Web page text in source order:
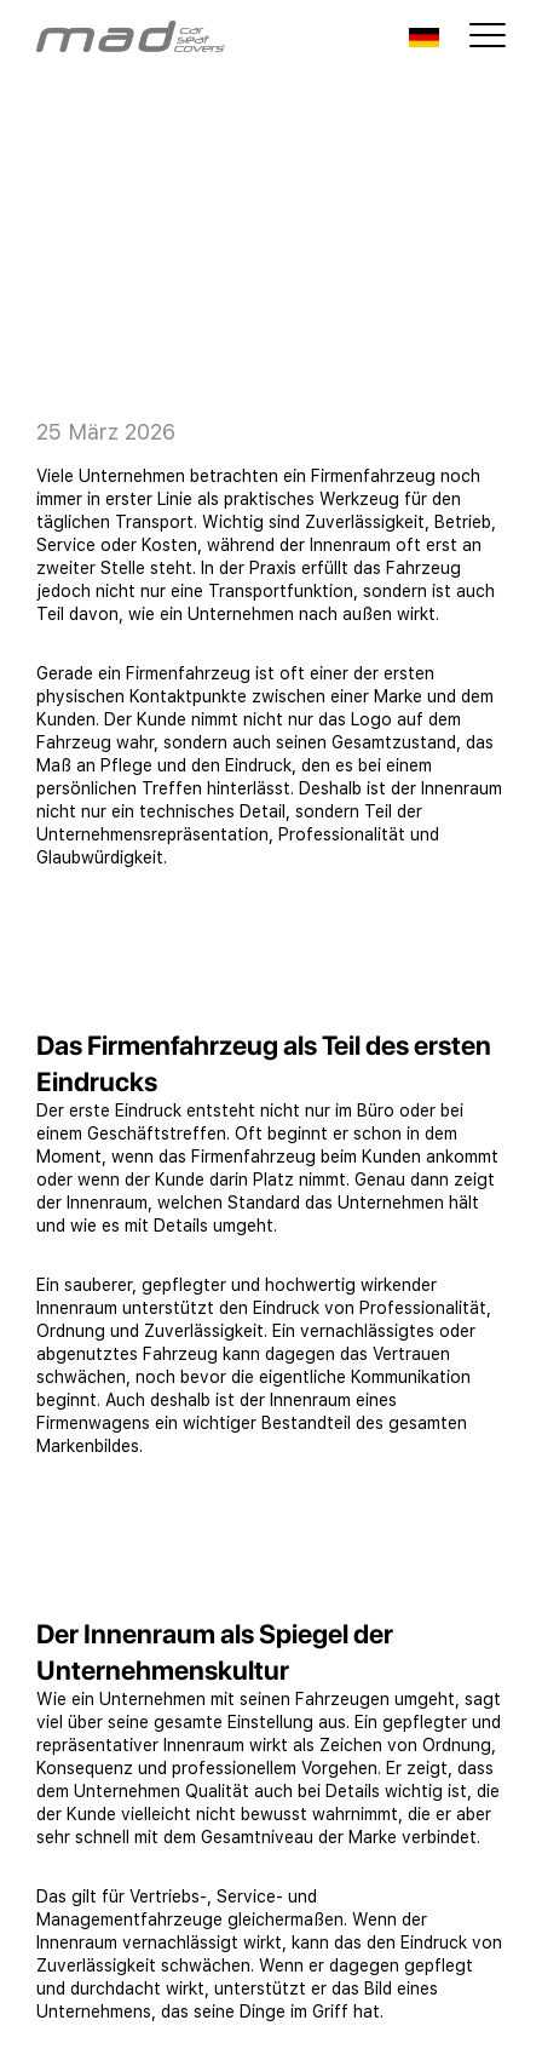
25 März 2026
Viele Unternehmen betrachten ein Firmenfahrzeug noch
immer in erster Linie als praktisches Werkzeug für den
täglichen Transport. Wichtig sind Zuverlässigkeit, Betrieb,
Service oder Kosten, während der Innenraum oft erst an
zweiter Stelle steht. In der Praxis erfüllt das Fahrzeug
jedoch nicht nur eine Transportfunktion, sondern ist auch
Teil davon, wie ein Unternehmen nach außen wirkt.
Gerade ein Firmenfahrzeug ist oft einer der ersten
physischen Kontaktpunkte zwischen einer Marke und dem
Kunden. Der Kunde nimmt nicht nur das Logo auf dem
Fahrzeug wahr, sondern auch seinen Gesamtzustand, das
Maß an Pflege und den Eindruck, den es bei einem
persönlichen Treffen hinterlässt. Deshalb ist der Innenraum
nicht nur ein technisches Detail, sondern Teil der
Unternehmensrepräsentation, Professionalität und
Glaubwürdigkeit.
Das Firmenfahrzeug als Teil des ersten
Eindrucks
Der erste Eindruck entsteht nicht nur im Büro oder bei
einem Geschäftstreffen. Oft beginnt er schon in dem
Moment, wenn das Firmenfahrzeug beim Kunden ankommt
oder wenn der Kunde darin Platz nimmt. Genau dann zeigt
der Innenraum, welchen Standard das Unternehmen hält
und wie es mit Details umgeht.
Ein sauberer, gepflegter und hochwertig wirkender
Innenraum unterstützt den Eindruck von Professionalität,
Ordnung und Zuverlässigkeit. Ein vernachlässigtes oder
abgenutztes Fahrzeug kann dagegen das Vertrauen
schwächen, noch bevor die eigentliche Kommunikation
beginnt. Auch deshalb ist der Innenraum eines
Firmenwagens ein wichtiger Bestandteil des gesamten
Markenbildes.
Der Innenraum als Spiegel der
Unternehmenskultur
Wie ein Unternehmen mit seinen Fahrzeugen umgeht, sagt
viel über seine gesamte Einstellung aus. Ein gepflegter und
repräsentativer Innenraum wirkt als Zeichen von Ordnung,
Konsequenz und professionellem Vorgehen. Er zeigt, dass
dem Unternehmen Qualität auch bei Details wichtig ist, die
der Kunde vielleicht nicht bewusst wahrnimmt, die er aber
sehr schnell mit dem Gesamtniveau der Marke verbindet.
Das gilt für Vertriebs-, Service- und
Managementfahrzeuge gleichermaßen. Wenn der
Innenraum vernachlässigt wirkt, kann das den Eindruck von
Zuverlässigkeit schwächen. Wenn er dagegen gepflegt
und durchdacht wirkt, unterstützt er das Bild eines
Unternehmens, das seine Dinge im Griff hat.